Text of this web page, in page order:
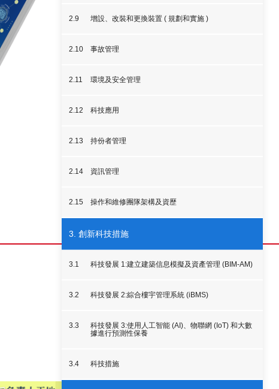
2.9 增設、改裝和更換裝置 ( 規劃和實施 )
2.10 事故管理
2.11 環境及安全管理
2.12 科技應用
2.13 持份者管理
2.14 資訊管理
2.15 操作和維修團隊架構及資歷
3. 創新科技措施
3.1 科技發展 1:建立建築信息模擬及資產管理 (BIM-AM)
3.2 科技發展 2:綜合樓宇管理系統 (iBMS)
3.3
科技發展 3:使用人工智能 (AI)、物聯網 (IoT) 和大數
據進行預測性保養
3.4 科技措施